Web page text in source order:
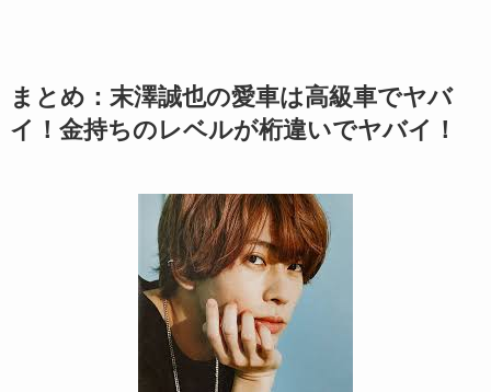
まとめ：末澤誠也の愛車は高級車でヤバ
イ！金持ちのレベルが桁違いでヤバイ！